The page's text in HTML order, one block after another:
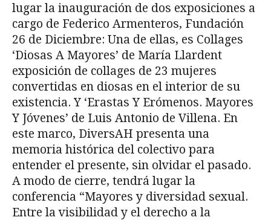
lugar la inauguración de dos exposiciones a
cargo de Federico Armenteros, Fundación
26 de Diciembre: Una de ellas, es Collages
‘Diosas A Mayores’ de María Llardent
exposición de collages de 23 mujeres
convertidas en diosas en el interior de su
existencia. Y ‘Erastas Y Erómenos. Mayores
Y Jóvenes’ de Luis Antonio de Villena. En
este marco, DiversAH presenta una
memoria histórica del colectivo para
entender el presente, sin olvidar el pasado.
A modo de cierre, tendrá lugar la
conferencia “Mayores y diversidad sexual.
Entre la visibilidad y el derecho a la